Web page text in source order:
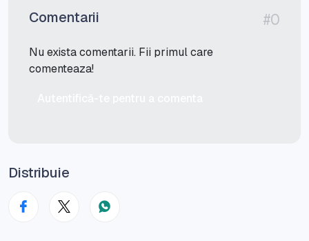
Comentarii #0
Nu exista comentarii. Fii primul care
comenteaza!
Distribuie